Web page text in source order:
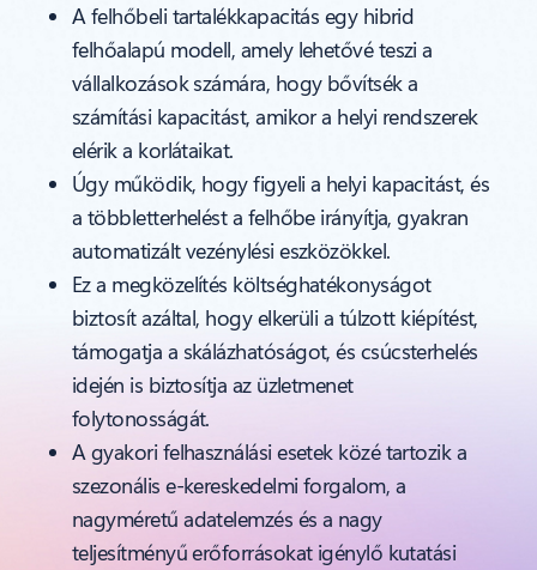
A felhőbeli tartalékkapacitás egy hibrid
felhőalapú modell, amely lehetővé teszi a
vállalkozások számára, hogy bővítsék a
számítási kapacitást, amikor a helyi rendszerek
elérik a korlátaikat.
Úgy működik, hogy figyeli a helyi kapacitást, és
a többletterhelést a felhőbe irányítja, gyakran
automatizált vezénylési eszközökkel.
Ez a megközelítés költséghatékonyságot
biztosít azáltal, hogy elkerüli a túlzott kiépítést,
támogatja a skálázhatóságot, és csúcsterhelés
idején is biztosítja az üzletmenet
folytonosságát.
A gyakori felhasználási esetek közé tartozik a
szezonális e-kereskedelmi forgalom, a
nagyméretű adatelemzés és a nagy
teljesítményű erőforrásokat igénylő kutatási